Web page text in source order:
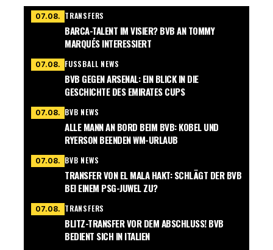
07.08. TRANSFERS
BARCA-TALENT IM VISIER? BVB AN TOMMY
MARQUÉS INTERESSIERT
07.08. FUSSBALL NEWS
BVB GEGEN ARSENAL: EIN BLICK IN DIE
GESCHICHTE DES EMIRATES CUPS
07.08. BVB NEWS
ALLE MANN AN BORD BEIM BVB: KOBEL UND
RYERSON BEENDEN WM-URLAUB
07.08. BVB NEWS
TRANSFER VON EL MALA HAKT: SCHLÄGT DER BVB
BEI EINEM PSG-JUWEL ZU?
07.08. TRANSFERS
BLITZ-TRANSFER VOR DEM ABSCHLUSS! BVB
BEDIENT SICH IN ITALIEN